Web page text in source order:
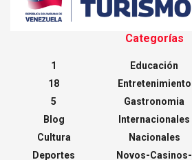
Categorías
1
18
5
Blog
Cultura
Deportes
Educación
Entretenimiento
Gastronomia
Internacionales
Nacionales
Novos-Casinos-